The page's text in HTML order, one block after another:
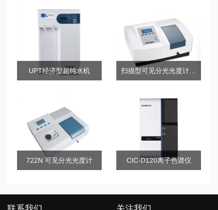
UPT经济型超纯水机
722N 可见分光光度计 CIC-D120离子色谱仪